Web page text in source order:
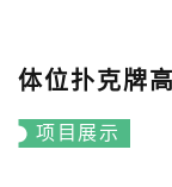
体位扑克牌
项目展示